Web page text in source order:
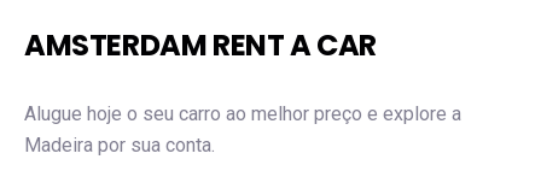
AMSTERDAM RENT A CAR
Alugue hoje o seu carro ao melhor preço e explore a
Madeira por sua conta.